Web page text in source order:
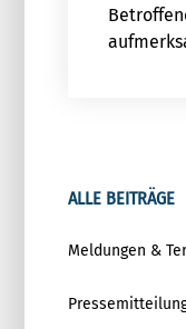
ALLE BEITRÄGE
Meldungen &